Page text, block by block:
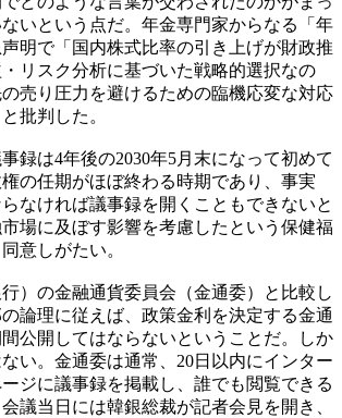
いという点だ。年金専門家からなる「年
明で「国内株式比率の引き上げが財政推
リスク分析に基づいた戦略的選択なの
売り圧力を避けるための臨機応変な対応
批判した。
録は4年後の2030年5月末になって初めて
の任期がほぼ終わる時期であり、事実
らなければ議事録を開くこともできないと
場に及ぼす影響を考慮したという保健福
意しがたい。
）の金融通貨委員会（金通委）と比較し
論理に従えば、政策金利を決定する金通
公開してはならないということだ。しか
い。金通委は通常、20日以内にインター
ジに議事録を掲載し、誰でも閲覧できる
議当日には韓銀総裁が記者会見を開き、